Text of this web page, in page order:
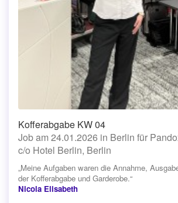
Kofferabgabe KW 04
Job am 24.01.2026 in Berlin für
c/o Hotel Berlin, Berlin
„Meine Aufgaben waren die Annahme,
der Kofferabgabe und Garderobe.“
Nicola Elisabeth